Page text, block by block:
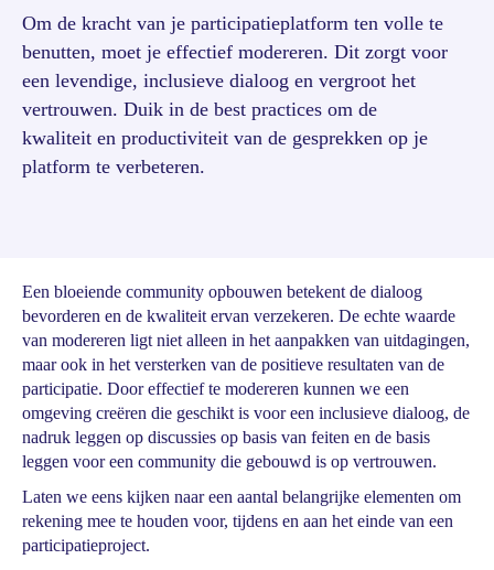
Om de kracht van je participatieplatform ten volle te
benutten, moet je effectief modereren. Dit zorgt voor
een levendige, inclusieve dialoog en vergroot het
vertrouwen. Duik in de best practices om de
kwaliteit en productiviteit van de gesprekken op je
platform te verbeteren.
Een bloeiende community opbouwen betekent de dialoog
bevorderen en de kwaliteit ervan verzekeren. De echte waarde
van modereren ligt niet alleen in het aanpakken van uitdagingen,
maar ook in het versterken van de positieve resultaten van de
participatie. Door effectief te modereren kunnen we een
omgeving creëren die geschikt is voor een inclusieve dialoog, de
nadruk leggen op discussies op basis van feiten en de basis
leggen voor een community die gebouwd is op vertrouwen.
Laten we eens kijken naar een aantal belangrijke elementen om
rekening mee te houden voor, tijdens en aan het einde van een
participatieproject.